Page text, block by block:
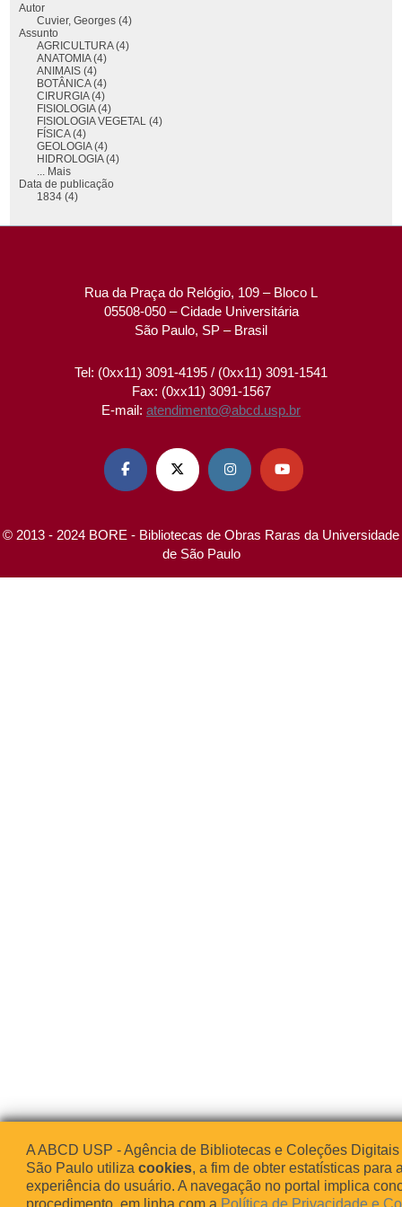
Autor
Cuvier, Georges (4)
Assunto
AGRICULTURA (4)
ANATOMIA (4)
ANIMAIS (4)
BOTÂNICA (4)
CIRURGIA (4)
FISIOLOGIA (4)
FISIOLOGIA VEGETAL (4)
FÍSICA (4)
GEOLOGIA (4)
HIDROLOGIA (4)
... Mais
Data de publicação
1834 (4)
Rua da Praça do Relógio, 109 – Bloco L
05508-050 – Cidade Universitária
São Paulo, SP – Brasil
Tel: (0xx11) 3091-4195 / (0xx11) 3091-1541
Fax: (0xx11) 3091-1567
E-mail: atendimento@abcd.usp.br
   
© 2013 - 2024 BORE - Bibliotecas de Obras Raras da Universidade
de São Paulo
A ABCD USP - Agência de Bibliotecas e Coleções
São Paulo utiliza cookies, a fim de obter estatísticas para
experiência do usuário. A navegação no portal implica
procedimento, em linha com a Política de Privacidade e